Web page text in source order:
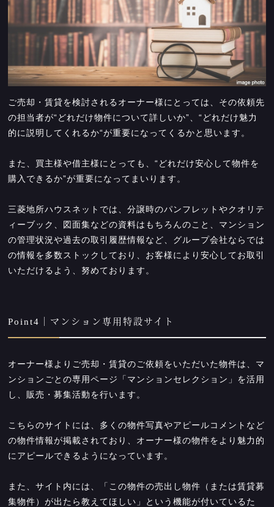
ご売却・賃貸を検討されるオーナー様にとっては、その依頼先
の担当者が“どれだけ物件について詳しいか”、“どれだけ魅力
的に説明してくれるか“が重要になってくるかと思います。
また、買主様や借主様にとっても、“どれだけ安心して物件を
購入できるか”が重要になってまいります。
三菱地所ハウスネットでは、分譲時のパンフレットやクオリテ
ィーブック、図面集などの資料はもちろんのこと、マンション
の管理状況や過去の取引履歴情報など、グループ会社ならでは
の情報を多数ストックしており、お客様により安心してお取引
いただけるよう、努めております。
Point4｜マンション専用特設サイト
オーナー様よりご売却・賃貸のご依頼をいただいた物件は、マ
ンションごとの専用ページ「マンションセレクション」を活用
し、販売・募集活動を行います。
こちらのサイトには、多くの物件写真やアピールコメントなど
の物件情報が掲載されており、オーナー様の物件をより魅力的
にアピールできるようになっています。
また、サイト内には、「この物件の売出し物件（または賃貸募
集物件）が出たら教えてほしい」という機能が付いているた